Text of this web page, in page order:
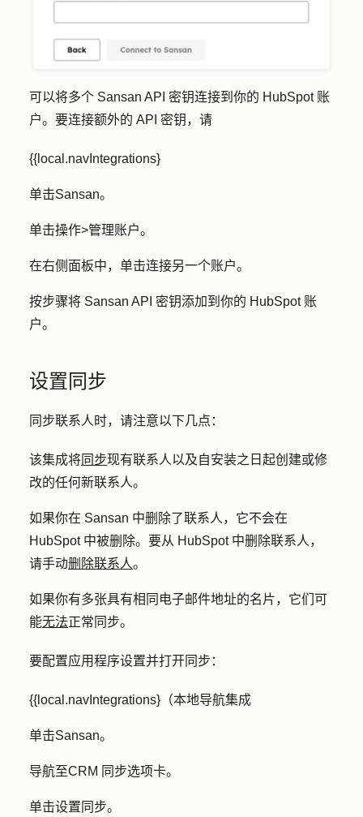
可以将多个 Sansan API 密钥连接到你的 HubSpot 账
户。要连接额外的 API 密钥，请
{{local.navIntegrations}
单击Sansan。
单击操作>管理账户。
在右侧面板中，单击连接另一个账户。
按步骤将 Sansan API 密钥添加到你的 HubSpot 账
户。
设置同步
同步联系人时，请注意以下几点：
该集成将同步现有联系人以及自安装之日起创建或修
改的任何新联系人。
如果你在 Sansan 中删除了联系人，它不会在
HubSpot 中被删除。要从 HubSpot 中删除联系人，
请手动删除联系人。
如果你有多张具有相同电子邮件地址的名片，它们可
能无法正常同步。
要配置应用程序设置并打开同步：
{{local.navIntegrations}（本地导航集成
单击Sansan。
导航至CRM 同步选项卡。
单击设置同步。